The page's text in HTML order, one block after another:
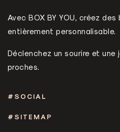
Avec BOX BY YOU, créez
entièrement personnalisable.
Déclenchez un sourire et une
proches.
#SOCIAL
#SITEMAP